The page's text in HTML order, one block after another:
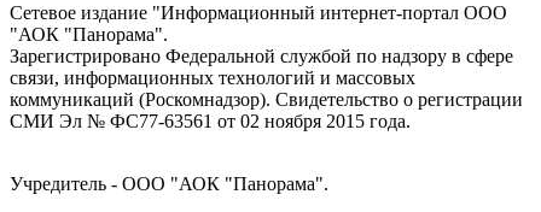
Сетевое издание "Информационный интернет-портал ООО
"АОК "Панорама".
Зарегистрировано Федеральной службой по надзору в сфере
связи, информационных технологий и массовых
коммуникаций (Роскомнадзор). Cвидетельство о регистрации
СМИ Эл № ФС77-63561 от 02 ноября 2015 года.
Учредитель - ООО "АОК "Панорама".